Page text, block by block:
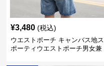
¥3,480 (税込)
ウエストポーチ キャンバス地ス
ポーティウエストポーチ男女兼